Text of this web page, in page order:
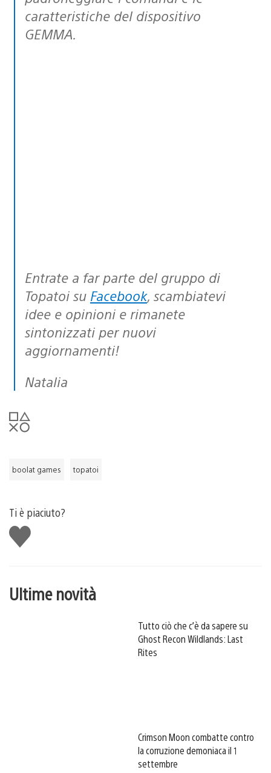
caratteristiche del dispositivo
GEMMA.
Entrate a far parte del gruppo di
Topatoi su Facebook, scambiatevi
idee e opinioni e rimanete
sintonizzati per nuovi
aggiornamenti!
Natalia
boolat games topatoi
Ti è piaciuto?
Mi
piace
Ultime novità
Tutto ciò che c’è da sapere su
Ghost Recon Wildlands: Last
Rites
Crimson Moon combatte contro
la corruzione demoniaca il 1
settembre